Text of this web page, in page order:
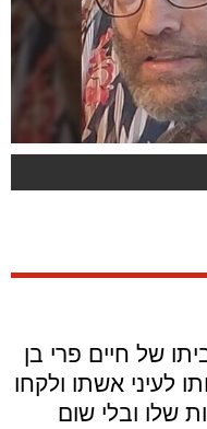
של חיים פרי בן
לעיני אשתו ולקחו
שלו ובלי שום